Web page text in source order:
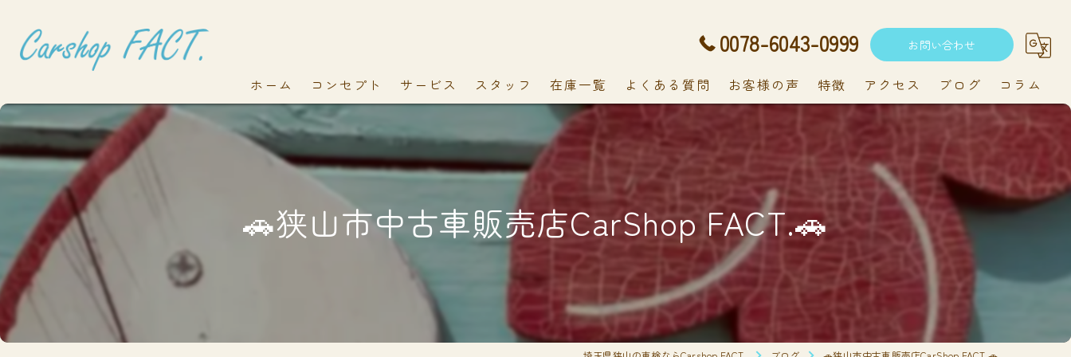
0078-6043-0999 お問い合わせ
ホーム コンセプト サービス スタッフ 在庫一覧 よくある質問 お客様の声 特徴
軽自動車
メンテナンス
アクセス ブログ コラム
🚗狭山市中古車販売店CarShop FACT.🚗